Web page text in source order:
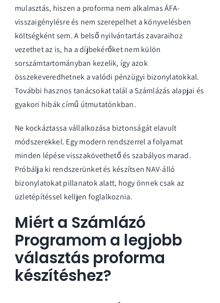
mulasztás, hiszen a proforma nem alkalmas ÁFA-
visszaigénylésre és nem szerepelhet a könyvelésben
költségként sem. A belső nyilvántartás zavaraihoz
vezethet az is, ha a díjbekérőket nem külön
sorszámtartományban kezelik, így azok
összekeveredhetnek a valódi pénzügyi bizonylatokkal.
További hasznos tanácsokat talál a Számlázás alapjai és
gyakori hibákcímű útmutatónkban.
Ne kockáztassa vállalkozása biztonságát elavult
módszerekkel. Egy modern rendszerrel a folyamat
minden lépése visszakövethető és szabályos marad.
Próbálja ki rendszerünket és készítsen NAV-álló
bizonylatokatpillanatok alatt, hogy önnek csak az
üzletépítéssel kelljen foglalkoznia.
Miért a Számlázó
Programom a legjobb
választás proforma
készítéshez?